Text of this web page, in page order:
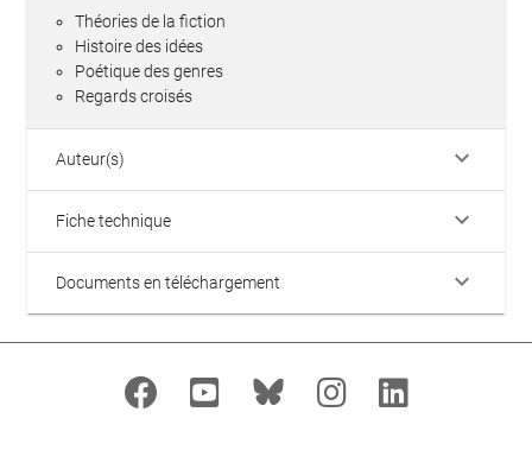
Théories de la fiction
Histoire des idées
Poétique des genres
Regards croisés
Auteur(s) keyboard_arrow_down
Fiche technique keyboard_arrow_down
Documents en téléchargement keyboard_arrow_down